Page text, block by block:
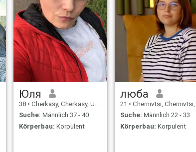
Юля
38 • Cherkasy, Cherkasy, Ukraine
Suche: Männlich 37 - 40
Körperbau: Korpulent
люба
21 • Chernivtsi, Chernivtsi, Ukraine
Suche: Männlich 22 - 33
Körperbau: Korpulent